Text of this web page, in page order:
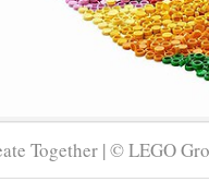
Together | © LEGO